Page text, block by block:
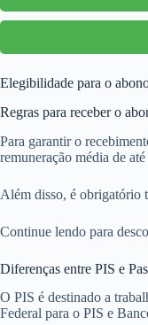
Elegibilidade para o
Regras para receber o
Para garantir o
remuneração média de
Além disso, é obrigatório
Continue lendo para
Diferenças entre PIS e
O PIS é destinado a
Federal para o PIS e